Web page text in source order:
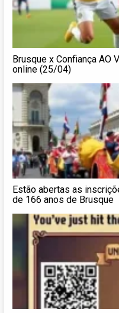
Brusque x Confiança AO
online (25/04)
Estão abertas as
de 166 anos de Brusque